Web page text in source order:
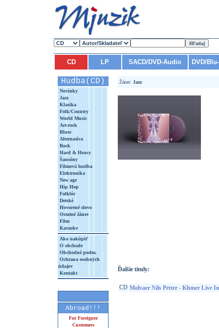
CD LP SACD/DVD-Audio DVD/
Hudba(CD)
Novinky
Jazz
Klasika
Folk/Country
World Music
Art-rock
Blues
Alternatíva
Rock
Hard & Heavy
Šansóny
Filmová hudba
Elektronika
New age
Hip Hop
Folklór
Detské
Hovorené slovo
Ostatné žánre
Film
Karaoke
Ako nakúpiť
O obchode
Obchodné podm.
Ochrana osobných
údajov
Kontakt
Abroad!!!
For Foreigner
Customers
Žáner: Jazz
Ďalšie tituly:
CD Molvaer Nils Petter - Khmer Live